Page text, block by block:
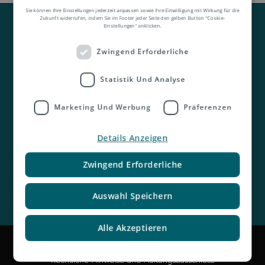
Rechtliche Hinweise und Haftungsausschluss
Sie können Ihre Einstellungen jederzeit anpassen sowie Ihre Einwilligung mit Wirkung für die
Zukunft widerrufen, indem Sie im Footer jeder Seite den gelben Button "Cookie-
Einstellungen" anklicken.
Zwingend Erforderliche
Statistik Und Analyse
Marketing Und Werbung Präferenzen
Auswahl Speichern
Alle Akzeptieren
Zwingend Erforderliche
Details Anzeigen